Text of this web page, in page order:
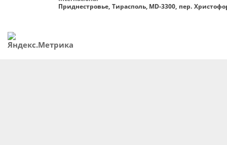
Приднестровье, Тирасполь, MD-3300, пер.